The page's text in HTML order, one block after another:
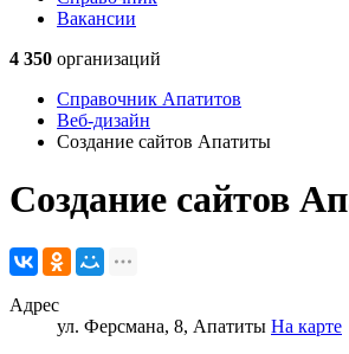
Вакансии
4 350 организаций
Справочник Апатитов
Веб-дизайн
Создание сайтов Апатиты
Создание сайтов
Адрес
ул. Ферсмана, 8, Апатиты На карте